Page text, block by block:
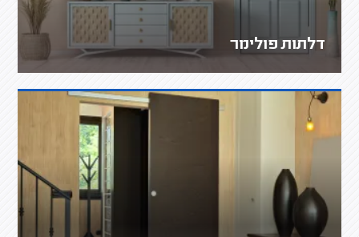
דלתות פולימר